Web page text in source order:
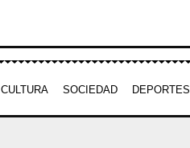
CULTURA SOCIEDAD DEPORTES